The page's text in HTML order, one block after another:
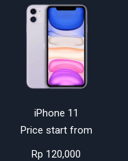
iPhone 11
Price start from
Rp 120,000